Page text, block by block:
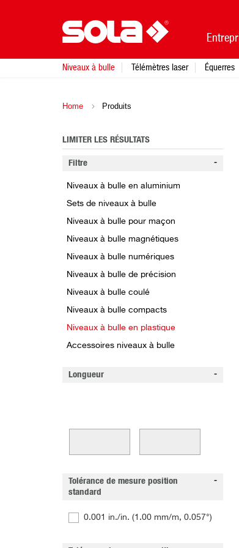
Home Produits
LIMITER LES RÉSULTATS
Filtre
Niveaux à bulle en aluminium
Sets de niveaux à bulle
Niveaux à bulle pour maçon
Niveaux à bulle magnétiques
Niveaux à bulle numériques
Niveaux à bulle de précision
Niveaux à bulle coulé
Niveaux à bulle compacts
Niveaux à bulle en plastique
Accessoires niveaux à bulle
Longueur
Tolérance de mesure position
standard
0.001 in./in. (1.00 mm/m, 0.057°)
Niveaux à bulle Télémètres laser Équerres